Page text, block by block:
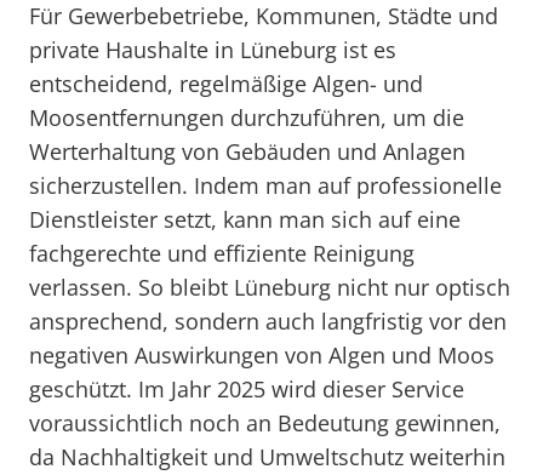
Für Gewerbebetriebe, Kommunen, Städte und
private Haushalte in Lüneburg ist es
entscheidend, regelmäßige Algen- und
Moosentfernungen durchzuführen, um die
Werterhaltung von Gebäuden und Anlagen
sicherzustellen. Indem man auf professionelle
Dienstleister setzt, kann man sich auf eine
fachgerechte und effiziente Reinigung
verlassen. So bleibt Lüneburg nicht nur optisch
ansprechend, sondern auch langfristig vor den
negativen Auswirkungen von Algen und Moos
geschützt. Im Jahr 2025 wird dieser Service
voraussichtlich noch an Bedeutung gewinnen,
da Nachhaltigkeit und Umweltschutz weiterhin